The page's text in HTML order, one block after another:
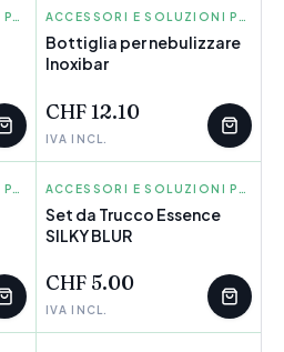
ACCESSORI E SOLUZIONI PER ORGANIZZARE INOXIBAR
POCHI PEZZI
ACCESSORI E SOLUZIONI PER ORGANIZZARE
Bottiglia per nebulizzare
Inoxibar
CHF 12.10
IVA INCL.
ACCESSORI E SOLUZIONI PER ORGANIZZARE ESSENCE
POCHI PEZZI
ACCESSORI E SOLUZIONI PER ORGANIZZARE
Set da Trucco Essence
SILKY BLUR
CHF 5.00
IVA INCL.